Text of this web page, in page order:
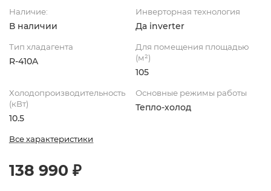
Наличие:
В наличии
Инверторная технология
Да inverter
Тип хладагента
R-410A
Для помещения площадью
(м²)
105
Холодопроизводительность
(кВт)
10.5
Основные режимы работы
Тепло-холод
Все характеристики
138 990 ₽